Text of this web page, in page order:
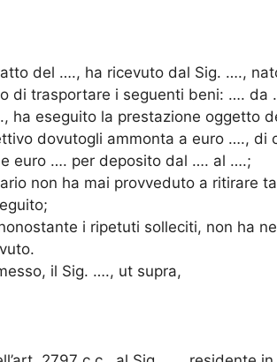
del …., ha ricevuto dal Sig. ….,
di trasportare i seguenti beni: …. da
ha eseguito la prestazione oggetto
dovutogli ammonta a euro …., di
euro …. per deposito dal …. al ….;
non ha mai provveduto a ritirare
i ripetuti solleciti, non ha
il Sig. …., ut supra,